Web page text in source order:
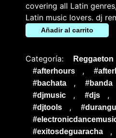
covering all Latin
Latin music lovers. dj
Añadir al carrito
Categoría: Reggaeton
#afterhours ,
#bachata , #banda
#djmusic , #djs ,
#djtools ,
#exitosdeguaracha ,